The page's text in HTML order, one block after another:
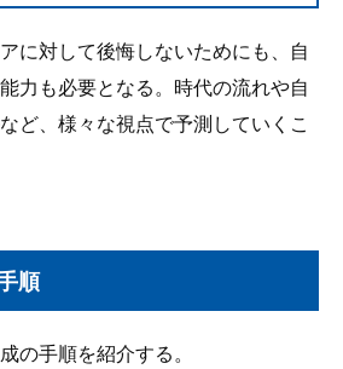
に対して後悔しないためにも、自
力も必要となる。時代の流れや自
ど、様々な視点で予測していくこ
順
の手順を紹介する。